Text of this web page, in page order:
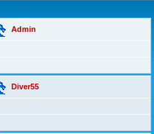
Admin
Diver55